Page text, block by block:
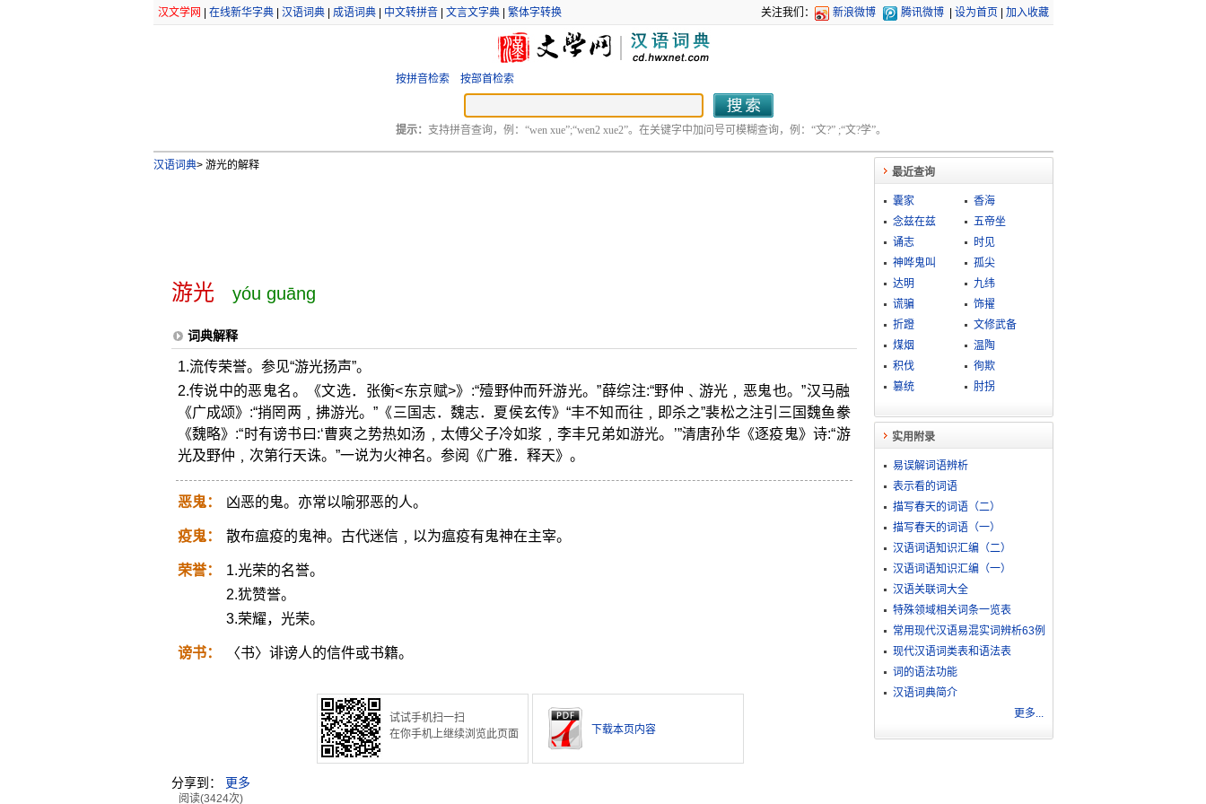
汉文学网 在线新华字典| 汉语词典| 成语词典| 中文转拼音| 文言文字典| 繁体字转换 关注我们： 新浪微博 腾讯微博 设为首页 加入收藏
按拼音检索 按部首检索
提示： 支持拼音查询，例：“wen xue”;“wen2 xue2”。在关键字中加问号可模糊查询，例：“文?” ;“文?学”。
汉语词典>游光的解释
游光 yóu guāng
词典解释
1.流传荣誉。参见“游光扬声”。
2.传说中的恶鬼名。《文选．张衡<东京赋>》:“殪野仲而歼游光。”薛综注:“野仲﹑游光﹐恶鬼也。”汉马融
《广成颂》:“捎罔两﹐拂游光。”《三国志．魏志．夏侯玄传》“丰不知而往﹐即杀之”裴松之注引三国魏鱼豢
《魏略》:“时有谤书曰:‘曹爽之势热如汤﹐太傅父子冷如浆﹐李丰兄弟如游光。’”清唐孙华《逐疫鬼》诗:“游
光及野仲﹐次第行天诛。”一说为火神名。参阅《广雅．释天》。
恶鬼： 凶恶的鬼。亦常以喻邪恶的人。
疫鬼： 散布瘟疫的鬼神。古代迷信﹐以为瘟疫有鬼神在主宰。
荣誉：
1.光荣的名誉。
2.犹赞誉。
3.荣耀，光荣。
谤书： 〈书〉诽谤人的信件或书籍。
试试手机扫一扫
在你手机上继续浏览此页面
下载本页内容
分享到： 更多
阅读(3424次)
最近查询
囊家
香海
念兹在兹
五帝坐
诵志
时见
神哗鬼叫
孤尖
达明
九纬
谎骗
饰擢
折蹬
文修武备
煤烟
温陶
积伐
徇欺
篡统
肘拐
实用附录
易误解词语辨析
表示看的词语
描写春天的词语（二）
描写春天的词语（一）
汉语词语知识汇编（二）
汉语词语知识汇编（一）
汉语关联词大全
特殊领域相关词条一览表
常用现代汉语易混实词辨析63例
现代汉语词类表和语法表
词的语法功能
汉语词典简介
更多...